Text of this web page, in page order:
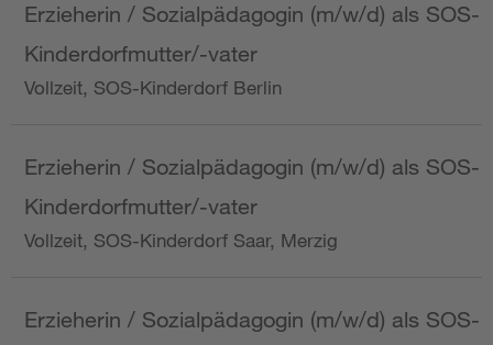
Erzieherin / Sozialpädagogin (m/w/d) als SOS-
Kinderdorfmutter/-vater
Vollzeit, SOS-Kinderdorf Berlin
Erzieherin / Sozialpädagogin (m/w/d) als SOS-
Kinderdorfmutter/-vater
Vollzeit, SOS-Kinderdorf Saar, Merzig
Erzieherin / Sozialpädagogin (m/w/d) als SOS-